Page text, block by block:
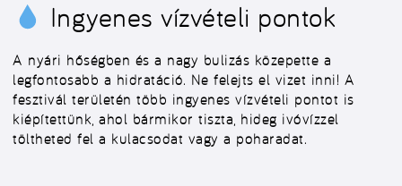
Ingyenes vízvételi pontok
A nyári hőségben és a nagy bulizás közepette a
legfontosabb a hidratáció. Ne felejts el vizet inni! A
fesztivál területén több ingyenes vízvételi pontot is
kiépítettünk, ahol bármikor tiszta, hideg ivóvízzel
töltheted fel a kulacsodat vagy a poharadat.